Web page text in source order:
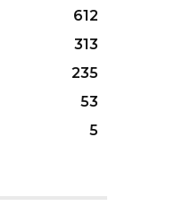
612
313
235
53
5